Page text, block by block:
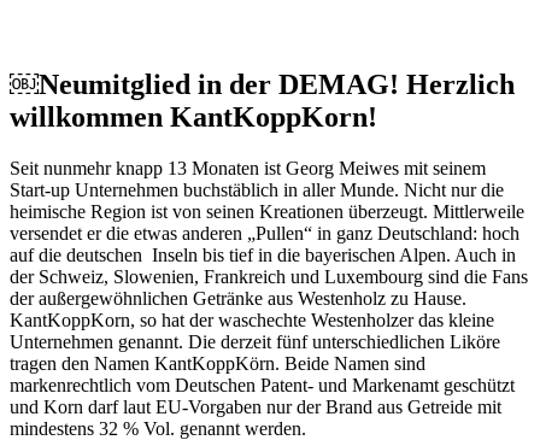
￼Neumitglied in der DEMAG! Herzlich
willkommen KantKoppKorn!
Seit nunmehr knapp 13 Monaten ist Georg Meiwes mit seinem
Start-up Unternehmen buchstäblich in aller Munde. Nicht nur die
heimische Region ist von seinen Kreationen überzeugt. Mittlerweile
versendet er die etwas anderen „Pullen“ in ganz Deutschland: hoch
auf die deutschen Inseln bis tief in die bayerischen Alpen. Auch in
der Schweiz, Slowenien, Frankreich und Luxembourg sind die Fans
der außergewöhnlichen Getränke aus Westenholz zu Hause.
KantKoppKorn, so hat der waschechte Westenholzer das kleine
Unternehmen genannt. Die derzeit fünf unterschiedlichen Liköre
tragen den Namen KantKoppKörn. Beide Namen sind
markenrechtlich vom Deutschen Patent- und Markenamt geschützt
und Korn darf laut EU-Vorgaben nur der Brand aus Getreide mit
mindestens 32 % Vol. genannt werden.